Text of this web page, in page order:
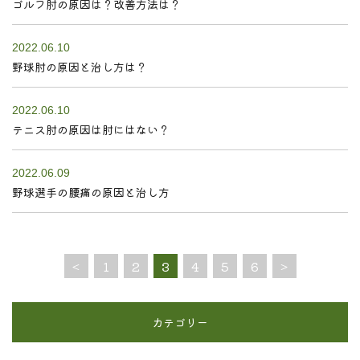
ゴルフ肘の原因は？改善方法は？
2022.06.10
野球肘の原因と治し方は？
2022.06.10
テニス肘の原因は肘にはない？
2022.06.09
野球選手の腰痛の原因と治し方
< 1 2 3 4 5 6 >
カテゴリー